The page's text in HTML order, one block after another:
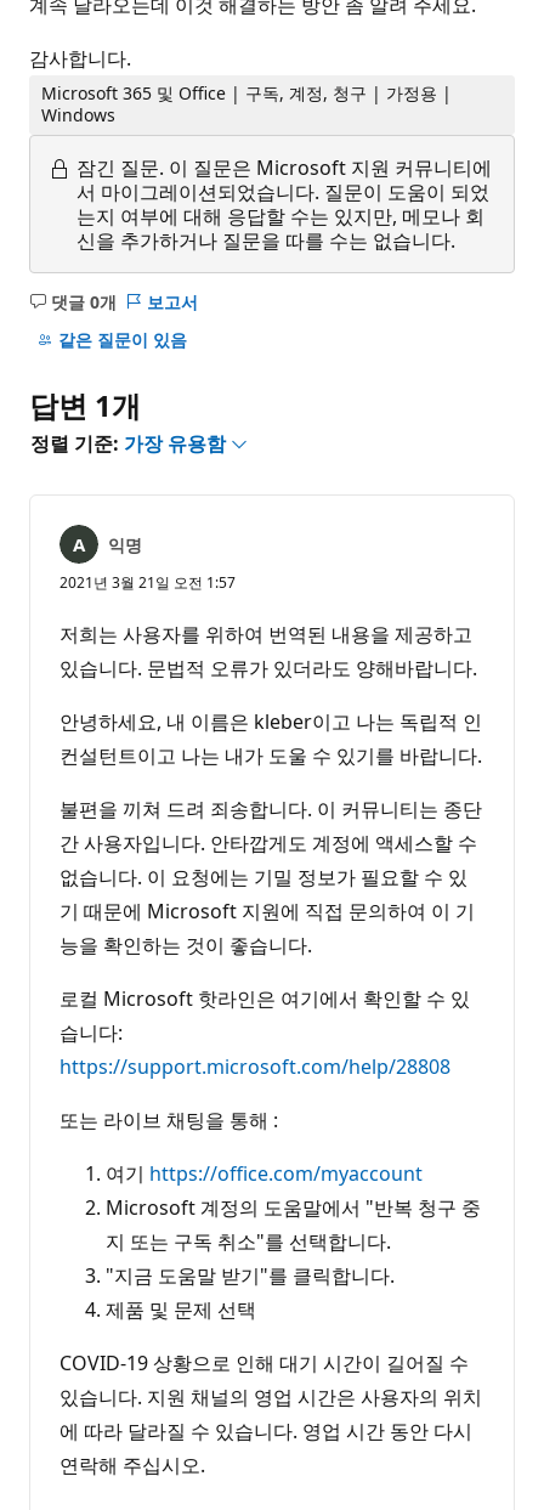
감사합니다.
Microsoft 365 및 Office | 구독, 계정, 청구 | 가정용 |
Windows
잠긴 질문. 이 질문은 Microsoft 지원 커뮤니티에
서 마이그레이션되었습니다. 질문이 도움이 되었
는지 여부에 대해 응답할 수는 있지만, 메모나 회
신을 추가하거나 질문을 따를 수는 없습니다.
댓글 0개
설
명
음
보고서
같은 질문이 있음
답변 1개
정렬 기준: 가장 유용함
익명
2021년 3월 21일 오전 1:57
저희는 사용자를 위하여 번역된 내용을 제공하고
있습니다. 문법적 오류가 있더라도 양해바랍니다.
안녕하세요, 내 이름은 kleber이고 나는 독립적 인
컨설턴트이고 나는 내가 도울 수 있기를 바랍니다.
불편을 끼쳐 드려 죄송합니다. 이 커뮤니티는 종단
간 사용자입니다. 안타깝게도 계정에 액세스할 수
없습니다. 이 요청에는 기밀 정보가 필요할 수 있
기 때문에 Microsoft 지원에 직접 문의하여 이 기
능을 확인하는 것이 좋습니다.
로컬 Microsoft 핫라인은 여기에서 확인할 수 있
습니다:
https://support.microsoft.com/help/28808
또는 라이브 채팅을 통해 :
여기 https://office.com/myaccount
Microsoft 계정의 도움말에서 "반복 청구 중
지 또는 구독 취소"를 선택합니다.
"지금 도움말 받기"를 클릭합니다.
제품 및 문제 선택
COVID-19 상황으로 인해 대기 시간이 길어질 수
있습니다. 지원 채널의 영업 시간은 사용자의 위치
에 따라 달라질 수 있습니다. 영업 시간 동안 다시
연락해 주십시오.